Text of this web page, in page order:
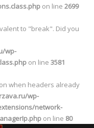
on line 2699
to "break". Did you
wp-
on line 3581
when headers already
wp-
network-
on line 80